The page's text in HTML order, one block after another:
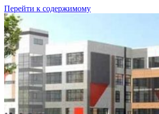
Перейти к содержимому